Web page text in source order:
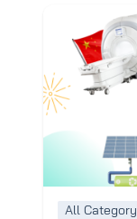
All Category